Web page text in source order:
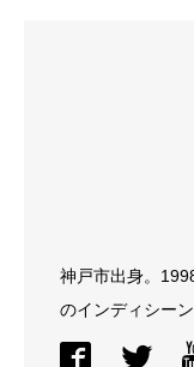
神戸市出身。
のインディシー